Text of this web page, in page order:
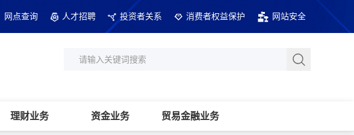
网点查询 人才招聘 投资者关系 消费者权益保护 网站安全
理财业务 资金业务 贸易金融业务